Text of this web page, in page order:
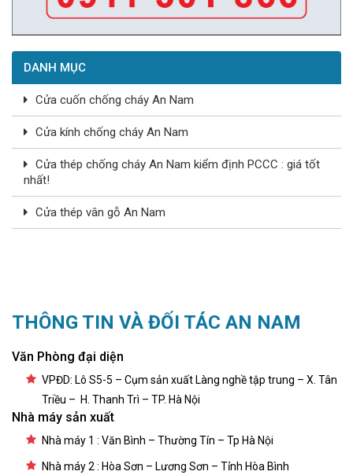
DANH MỤC
Cửa cuốn chống cháy An Nam
Cửa kính chống cháy An Nam
Cửa thép chống cháy An Nam kiểm định PCCC : giá tốt
nhất!
Cửa thép vân gỗ An Nam
THÔNG TIN VÀ ĐỐI TÁC AN NAM
Văn Phòng đại diện
VPĐD: Lô S5-5 – Cụm sản xuất Làng nghề tập trung – X. Tân
Triều – H. Thanh Trì – TP. Hà Nội
Nhà máy sản xuất
Nhà máy 1 : Văn Bình – Thường Tín – Tp Hà Nội
Nhà máy 2 : Hòa Sơn – Lương Sơn – Tỉnh Hòa Bình